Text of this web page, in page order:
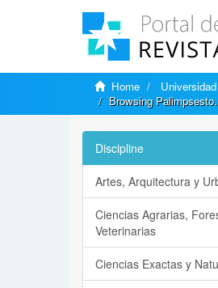
Home
Browsing
Discipline
Artes, Arquitectura y
Ciencias Agrarias,
Veterinarias
Ciencias Exactas y